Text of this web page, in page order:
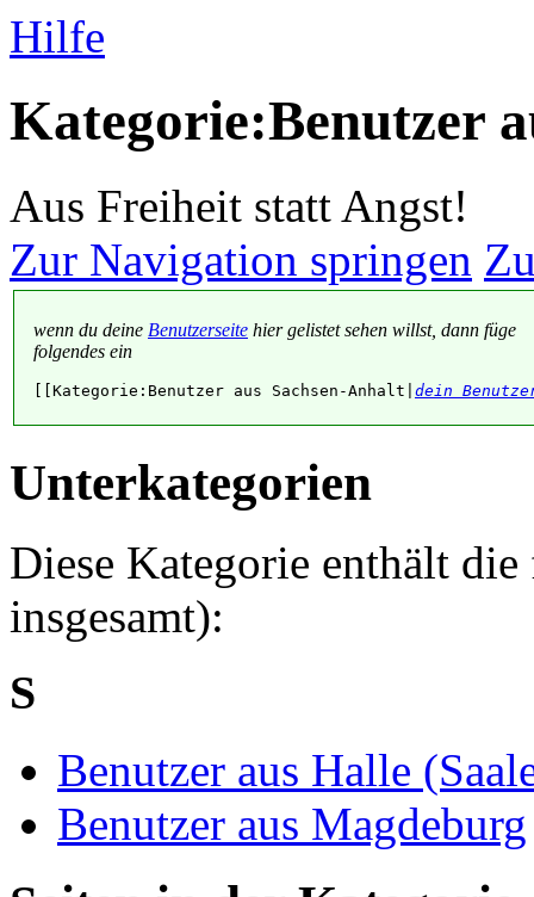
Hilfe
Kategorie:Benutzer
Aus Freiheit statt Angst!
Zur Navigation springen
wenn du deine Benutzerseite hier gelistet sehen willst, dann füge
folgendes ein
[[Kategorie:Benutzer aus Sachsen-Anhalt| dein
Unterkategorien
Diese Kategorie enthält
insgesamt):
S
Benutzer aus Halle
Benutzer aus Magdeburg